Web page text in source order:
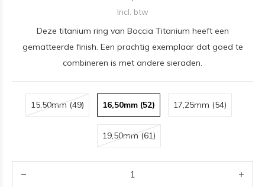
Incl. btw
Deze titanium ring van Boccia Titanium heeft een
gematteerde finish. Een prachtig exemplaar dat goed te
combineren is met andere sieraden.
15,50mm (49) 16,50mm (52) 17,25mm (54)
19,50mm (61)